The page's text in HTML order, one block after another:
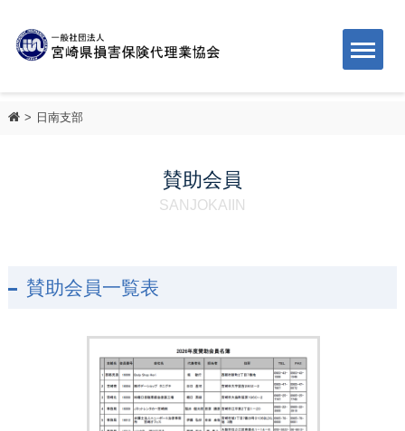
日南支部
賛助会員
SANJOKAIIN
賛助会員一覧表